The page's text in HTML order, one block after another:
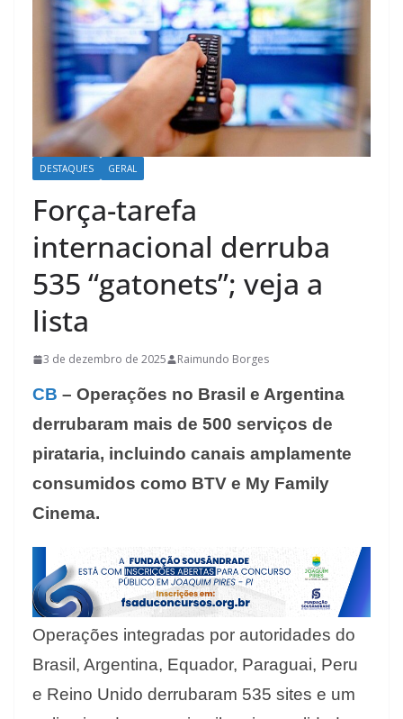
DESTAQUES GERAL
Força-tarefa
internacional derruba
535 “gatonets”; veja a
lista
3 de dezembro de 2025 Raimundo Borges
CB – Operações no Brasil e Argentina
derrubaram mais de 500 serviços de
pirataria, incluindo canais amplamente
consumidos como BTV e My Family
Cinema.
Operações integradas por autoridades do
Brasil, Argentina, Equador, Paraguai, Peru
e Reino Unido derrubaram 535 sites e um